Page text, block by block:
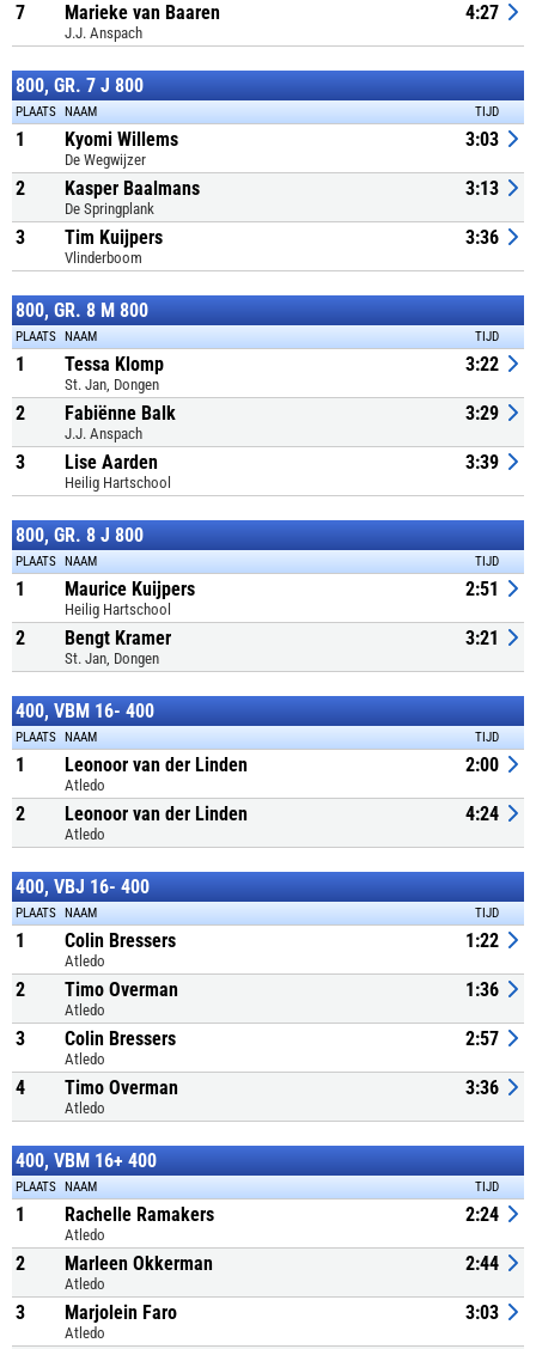
7 Marieke van Baaren
J.J. Anspach
4:27
800, GR. 7 J 800
PLAATS NAAM TIJD
1 Kyomi Willems
De Wegwijzer
3:03
2 Kasper Baalmans
De Springplank
3:13
3 Tim Kuijpers
Vlinderboom
3:36
800, GR. 8 M 800
PLAATS NAAM TIJD
1 Tessa Klomp
St. Jan, Dongen
3:22
2 Fabiënne Balk
J.J. Anspach
3:29
3 Lise Aarden
Heilig Hartschool
3:39
800, GR. 8 J 800
PLAATS NAAM TIJD
1 Maurice Kuijpers
Heilig Hartschool
2:51
2 Bengt Kramer
St. Jan, Dongen
3:21
400, VBM 16- 400
PLAATS NAAM TIJD
1 Leonoor van der Linden
Atledo
2:00
2 Leonoor van der Linden
Atledo
4:24
400, VBJ 16- 400
PLAATS NAAM TIJD
1 Colin Bressers
Atledo
1:22
2 Timo Overman
Atledo
1:36
3 Colin Bressers
Atledo
2:57
4 Timo Overman
Atledo
3:36
400, VBM 16+ 400
PLAATS NAAM TIJD
1 Rachelle Ramakers
Atledo
2:24
2 Marleen Okkerman
Atledo
2:44
3 Marjolein Faro
Atledo
3:03